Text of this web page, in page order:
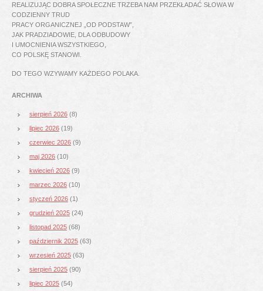
REALIZUJĄC DOBRA SPOŁECZNE TRZEBA NAM PRZEKŁADAĆ SŁOWA W
CODZIENNY TRUD
PRACY ORGANICZNEJ „OD PODSTAW”,
JAK PRADZIADOWIE, DLA ODBUDOWY
I UMOCNIENIA WSZYSTKIEGO,
CO POLSKĘ STANOWI.
DO TEGO WZYWAMY KAŻDEGO POLAKA.
ARCHIWA
sierpień 2026 (8)
lipiec 2026 (19)
czerwiec 2026 (9)
maj 2026 (10)
kwiecień 2026 (9)
marzec 2026 (10)
styczeń 2026 (1)
grudzień 2025 (24)
listopad 2025 (68)
październik 2025 (63)
wrzesień 2025 (63)
sierpień 2025 (90)
lipiec 2025 (54)